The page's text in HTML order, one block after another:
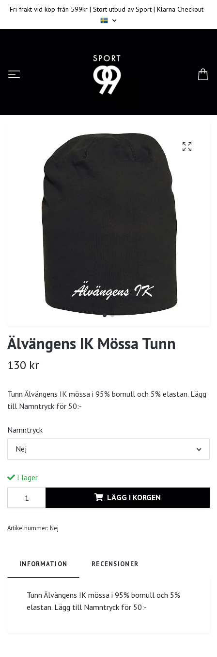
Fri frakt vid köp från 599kr | Stort utbud av Sport | Klarna Checkout
Älvängens IK Mössa Tunn
130 kr
Tunn Älvängens IK mössa i 95% bomull och 5% elastan. Lägg
till Namntryck för 50:-
Namntryck
Nej
I lager
LÄGG I KORGEN
Artikelnummer: Nej
INFORMATION RECENSIONER
Tunn Älvängens IK mössa i 95% bomull och 5%
elastan. Lägg till Namntryck för 50:-